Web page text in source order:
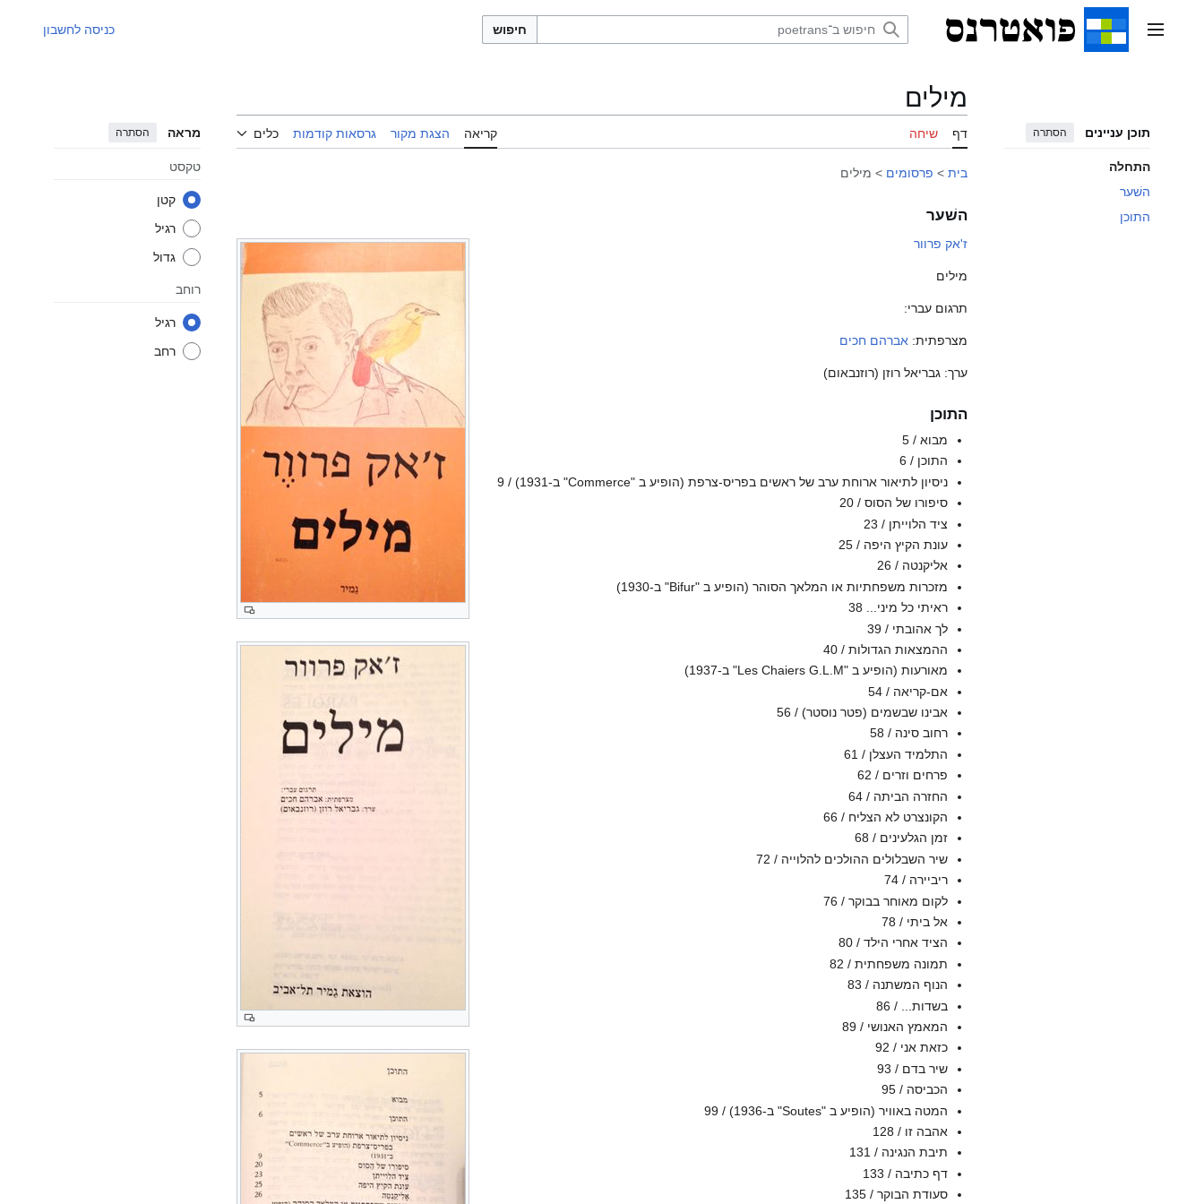
תפריט ראשי חיפוש כניסה לחשבון
תוכן עניינים הסתרה
התחלה
השׁער
התוכן
מילים
דף שיחה קריאה הצגת מקור גרסאות קודמות כלים מראה הסתרה
טקסט
קטן
רגיל
גדול
רוחב
רגיל
רחב
בית > פרסומים > מילים
השׁער
ז'אק פרוור
מילים
תרגום עברי:
מצרפתית: אברהם חכים
ערך: גבריאל רוזן (רוזנבאום)
התוכן
מבוא / 5
התוכן / 6
ניסיון לתיאור ארוחת ערב של ראשים בפריס-צרפת (הופיע ב "Commerce" ב-1931) / 9
סיפורו של הסוס / 20
ציד הלוייתן / 23
עונת הקיץ היפה / 25
אליקנטה / 26
מזכרות משפחתיות או המלאך הסוהר (הופיע ב "Bifur" ב-1930)
ראיתי כל מיני... 38
לך אהובתי / 39
ההמצאות הגדולות / 40
מאורעות (הופיע ב "Les Chaiers G.L.M" ב-1937)
אם-קריאה / 54
אבינו שבשמים (פטר נוסטר) / 56
רחוב סינה / 58
התלמיד העצלן / 61
פרחים וזרים / 62
החזרה הביתה / 64
הקונצרט לא הצליח / 66
זמן הגלעינים / 68
שיר השבלולים ההולכים להלוייה / 72
ריביירה / 74
לקום מאוחר בבוקר / 76
אל ביתי / 78
הציד אחרי הילד / 80
תמונה משפחתית / 82
הנוף המשתנה / 83
בשדות... / 86
המאמץ האנושי / 89
כזאת אני / 92
שיר בדם / 93
הכביסה / 95
המטה באוויר (הופיע ב "Soutes" ב-1936) / 99
אהבה זו / 128
תיבת הנגינה / 131
דף כתיבה / 133
סעודת הבוקר / 135